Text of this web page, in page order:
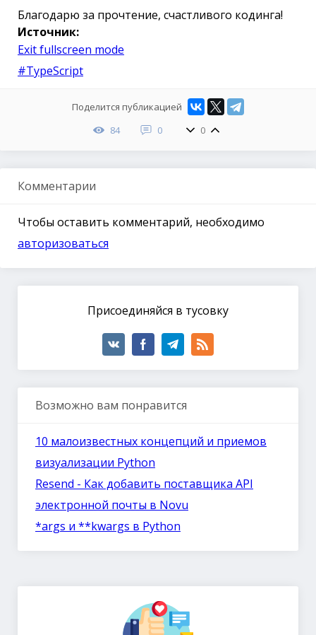
Благодарю за прочтение, счастливого кодинга!
Источник:
Exit fullscreen mode
#TypeScript
Поделится публикацией
84
0 0
Комментарии
Чтобы оставить комментарий, необходимо
авторизоваться
Присоединяйся в тусовку
Возможно вам понравится
10 малоизвестных концепций и приемов
визуализации Python
Resend - Как добавить поставщика API
электронной почты в Novu
*args и **kwargs в Python